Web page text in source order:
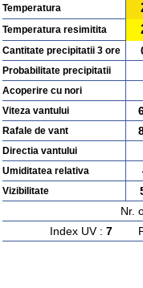
Temperatura
Temperatura resimitita
Cantitate precipitatii 3 ore
Probabilitate precipitatii
Acoperire cu nori
Viteza vantului
Rafale de vant
Directia vantului
Umiditatea relativa
Vizibilitate
Nr.
Index UV : 7